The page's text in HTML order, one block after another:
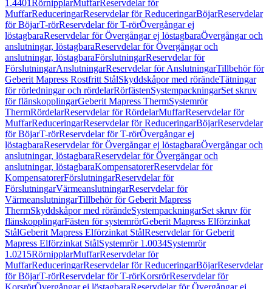
1.4401RörnipplarMuffarReservdelar för
MuffarReduceringarReservdelar för ReduceringarBöjarReservdelar
för BöjarT-rörReservdelar för T-rörÖvergångar ej
löstagbaraReservdelar för Övergångar ej löstagbaraÖvergångar och
anslutningar, löstagbaraReservdelar för Övergångar och
anslutningar, löstagbaraFörslutningarReservdelar för
FörslutningarAnslutningarReservdelar för AnslutningarTillbehör för
Geberit Mapress Rostfritt StålSkyddskåpor med rörändeTätningar
för rörledningar och rördelarRörfästenSystempackningarSet skruv
för flänskopplingarGeberit Mapress ThermSystemrör
ThermRördelarReservdelar för RördelarMuffarReservdelar för
MuffarReduceringarReservdelar för ReduceringarBöjarReservdelar
för BöjarT-rörReservdelar för T-rörÖvergångar ej
löstagbaraReservdelar för Övergångar ej löstagbaraÖvergångar och
anslutningar, löstagbaraReservdelar för Övergångar och
anslutningar, löstagbaraKompensatorerReservdelar för
KompensatorerFörslutningarReservdelar för
FörslutningarVärmeanslutningarReservdelar för
VärmeanslutningarTillbehör för Geberit Mapress
ThermSkyddskåpor med rörändeSystempackningarSet skruv för
flänskopplingarFästen för systemrörGeberit Mapress Elförzinkat
StålGeberit Mapress Elförzinkat StålReservdelar för Geberit
Mapress Elförzinkat StålSystemrör 1.0034Systemrör
1.0215RörnipplarMuffarReservdelar för
MuffarReduceringarReservdelar för ReduceringarBöjarReservdelar
för BöjarT-rörReservdelar för T-rörKorsrörReservdelar för
KorsrörÖvergångar ej löstagbaraReservdelar för Övergångar ej